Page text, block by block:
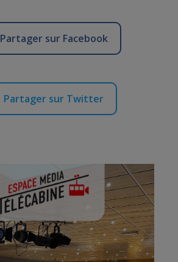
Partager sur Facebook
Partager sur Twitter